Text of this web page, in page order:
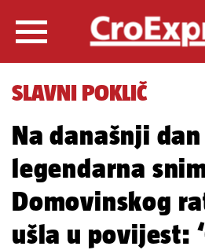
SLAVNI POKLIČ
Na današnji
legendarna
Domovinskog
ušla u povijest: